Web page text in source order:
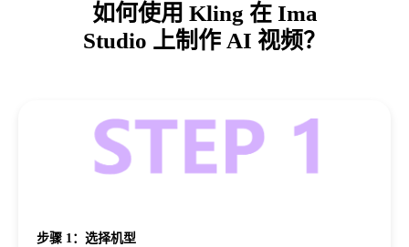
如何使用 Kling 在 Ima
Studio 上制作 AI 视频？
步骤 1：选择机型